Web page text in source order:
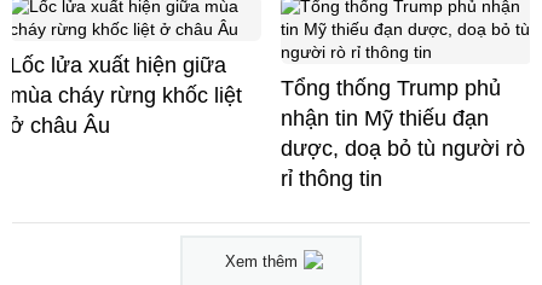
Lốc lửa xuất hiện giữa
mùa cháy rừng khốc liệt
ở châu Âu
Tổng thống Trump phủ
nhận tin Mỹ thiếu đạn
dược, doạ bỏ tù người rò
rỉ thông tin
Xem thêm